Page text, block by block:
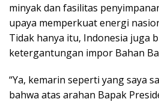
minyak dan fasilitas
upaya memperkuat energi
Tidak hanya itu, Indonesia juga
ketergantungan impor Bahan
“Ya, kemarin seperti yang saya
bahwa atas arahan Bapak